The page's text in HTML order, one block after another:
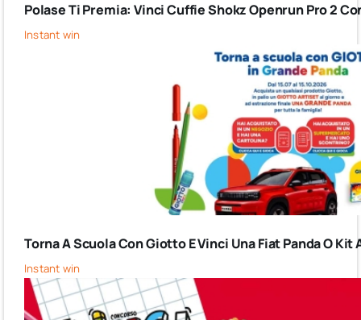
Polase Ti Premia: Vinci Cuffie Shokz Openrun Pro 2
Instant win
Torna A Scuola Con Giotto E Vinci Una Fiat Panda O
Instant win